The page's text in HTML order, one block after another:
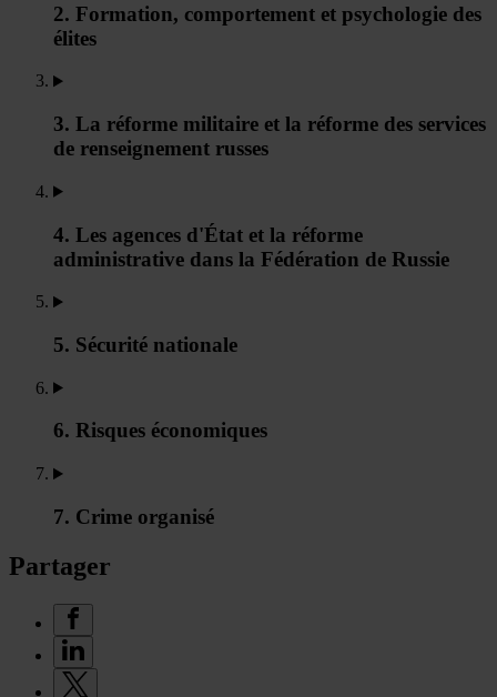
2. Formation, comportement et psychologie des
élites
3. La réforme militaire et la réforme des services
de renseignement russes
4. Les agences d'État et la réforme
administrative dans la Fédération de Russie
5. Sécurité nationale
6. Risques économiques
7. Crime organisé
Partager